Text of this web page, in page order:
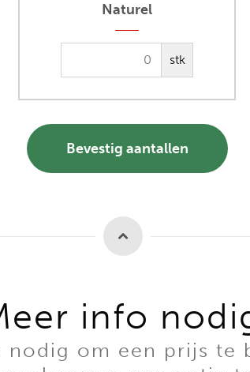
Naturel
stk
Bevestig aantallen
info
om een prijs te